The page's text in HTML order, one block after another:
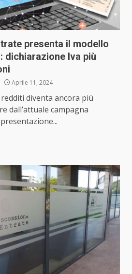
presenta il modello
dichiarazione Iva più
Aprile 11, 2024
diventa ancora più
dall’attuale campagna